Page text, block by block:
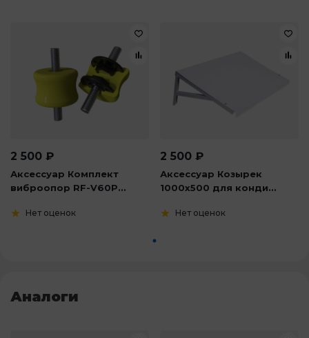
2 500 ₽
Аксессуар Комплект
виброопор RF-V60P...
Нет оценок
2 500 ₽
Аксессуар Козырек
1000х500 для конди...
Нет оценок
Аналоги